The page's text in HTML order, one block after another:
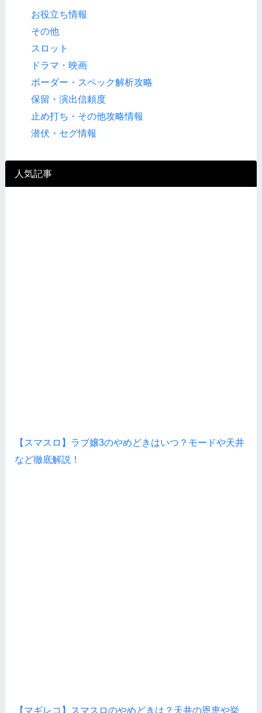
お役立ち情報
その他
スロット
ドラマ・映画
ボーダー・スペック解析攻略
保留・演出信頼度
止め打ち・その他攻略情報
潜伏・セグ情報
人気記事
【スマスロ】ラブ嬢3のやめどきはいつ？モードや天井
など徹底解説！
【マギレコ】スマスロのやめどきは？天井の恩恵や挙